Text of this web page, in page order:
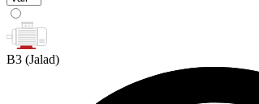
B3 (Jalad)